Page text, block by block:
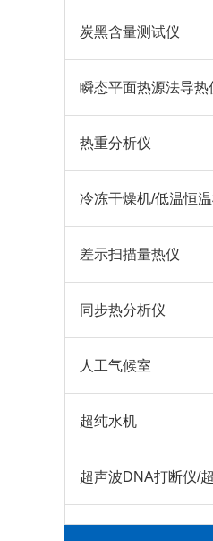
炭黑含量测试仪
瞬态平面热源法导热
热重分析仪
冷冻干燥机/低温恒
差示扫描量热仪
同步热分析仪
人工气候室
超纯水机